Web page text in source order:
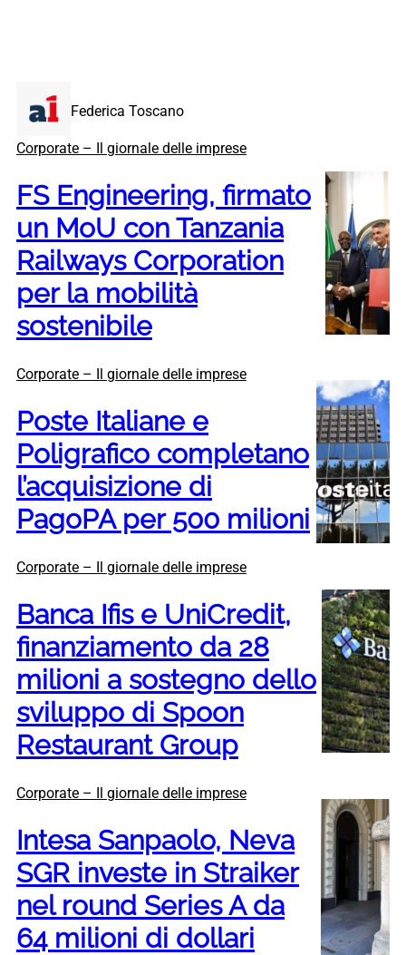
Federica Toscano
Corporate – Il giornale delle imprese
FS Engineering, firmato
un MoU con Tanzania
Railways Corporation
per la mobilità
sostenibile
Corporate – Il giornale delle imprese
Poste Italiane e
Poligrafico completano
l’acquisizione di
PagoPA per 500 milioni
Corporate – Il giornale delle imprese
Banca Ifis e UniCredit,
finanziamento da 28
milioni a sostegno dello
sviluppo di Spoon
Restaurant Group
Corporate – Il giornale delle imprese
Intesa Sanpaolo, Neva
SGR investe in Straiker
nel round Series A da
64 milioni di dollari